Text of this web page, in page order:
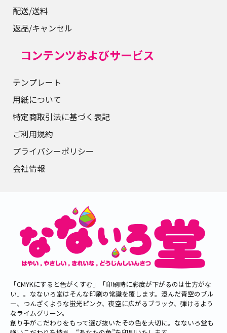
配送/送料
返品/キャンセル
コンテンツおよびサービス
テンプレート
用紙について
特定商取引法に基づく表記
ご利用規約
プライバシーポリシー
会社情報
「CMYKにすると色がくすむ」「印刷時に彩度が下がるのは仕方がな
い」。なないろ堂はそんな印刷の常識を覆します。澄んだ青空のブル
ー、つんざくような蛍光ピンク、夜空に広がるブラック、弾けるよう
なライムグリーン。
創り手がこだわりをもって選び抜いたその色を大切に。なないろ堂も